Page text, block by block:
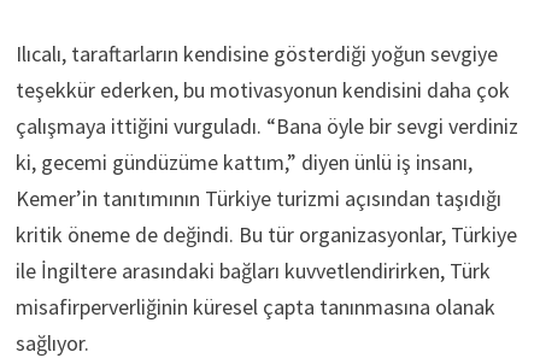
Ilıcalı, taraftarların kendisine gösterdiği yoğun sevgiye
teşekkür ederken, bu motivasyonun kendisini daha çok
çalışmaya ittiğini vurguladı. “Bana öyle bir sevgi verdiniz
ki, gecemi gündüzüme kattım,” diyen ünlü iş insanı,
Kemer’in tanıtımının Türkiye turizmi açısından taşıdığı
kritik öneme de değindi. Bu tür organizasyonlar, Türkiye
ile İngiltere arasındaki bağları kuvvetlendirirken, Türk
misafirperverliğinin küresel çapta tanınmasına olanak
sağlıyor.